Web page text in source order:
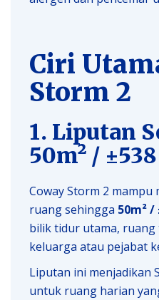
Ciri
Storm 2
1. Liputan
50m² /
Coway Storm 2
ruang sehingga 50m²
bilik tidur utama,
keluarga atau pejabat
Liputan ini menjadikan
untuk ruang harian